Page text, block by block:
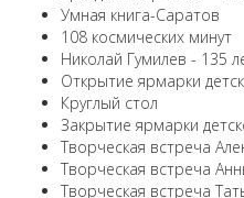
Умная книга-Саратов
108 космических минут
Николай Гумилев - 135
Открытие ярмарки
Круглый стол
Закрытие ярмарки
Творческая встреча
Творческая встреча
Творческая встреча